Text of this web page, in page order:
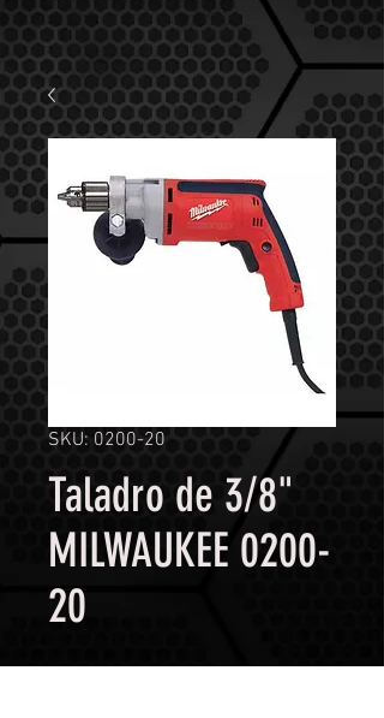
SKU: 0200-20
Taladro de 3/8"
MILWAUKEE 0200-
20